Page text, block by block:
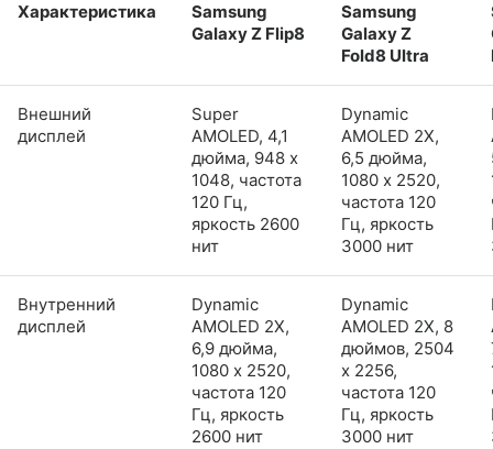
Характеристика
Samsung
Galaxy Z Flip8
Samsung
Galaxy Z
Fold8 Ultra
Внешний
дисплей
Super
AMOLED, 4,1
дюйма, 948 x
1048, частота
120 Гц,
яркость 2600
нит
Dynamic
AMOLED 2X,
6,5 дюйма,
1080 x 2520,
частота 120
Гц, яркость
3000 нит
Внутренний
дисплей
Dynamic
AMOLED 2X,
6,9 дюйма,
1080 x 2520,
частота 120
Гц, яркость
2600 нит
Dynamic
AMOLED 2X, 8
дюймов, 2504
x 2256,
частота 120
Гц, яркость
3000 нит